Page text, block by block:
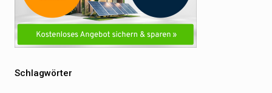
Schlagwörter